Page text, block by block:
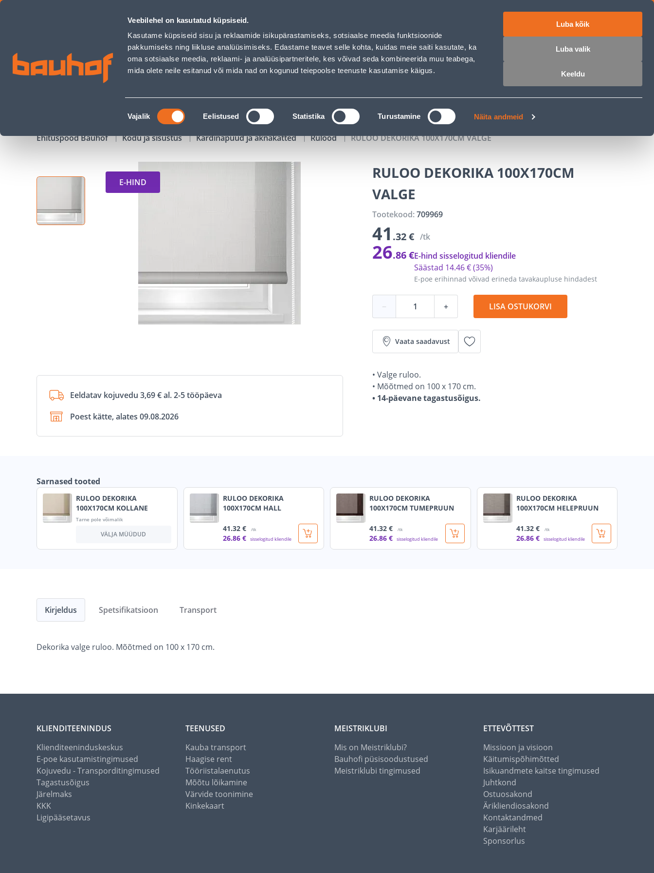
Veebilehel on kasutatud küpsiseid.
Kasutame küpsiseid sisu ja reklaamide isikupärastamiseks, sotsiaalse meedia funktsioonide
pakkumiseks ning liikluse analüüsimiseks. Edastame teavet selle kohta, kuidas meie saiti kasutate, ka
oma sotsiaalse meedia, reklaami- ja analüüsipartneritele, kes võivad seda kombineerida muu teabega,
mida olete neile esitanud või mida nad on kogunud teiepoolse teenuste kasutamise käigus.
Nõusoleku
valik
Vajalik Eelistused Statistika Turustamine Näita andmeid
Luba kõik
Luba valik
Keeldu
RULOO DEKORIKA 100X170CM VALGE - Bauhof has loaded
Äriklienditeenindus Klienditeenindus Teenused Karjäärileht
OTSI Logi sisse
KAMPAANIAD KATALOOGID TÖÖRIISTALAENUTUS JÄRELMAKS
Ehituspood Bauhof Kodu ja sisustus Kardinapuud ja aknakatted Rulood RULOO DEKORIKA 100X170CM VALGE
E-HIND
Eeldatav kojuvedu 3,69 € al. 2-5 tööpäeva
Poest kätte, alates 09.08.2026
RULOO DEKORIKA 100X170CM
VALGE
Tootekood:709969
41 .32 € /tk
26.86 €
E-poe erihinnad võivad erineda tavakaupluse hindadest
Säästad 14.46 €(35%)
E-hind sisselogitud kliendile
− + LISA OSTUKORVI
Vaata saadavust
• Valge ruloo.
• Mõõtmed on 100 x 170 cm.
• 14-päevane tagastusõigus.
Sarnased tooted
RULOO DEKORIKA
100X170CM KOLLANE
Tarne pole võimalik
VÄLJA MÜÜDUD
RULOO DEKORIKA
100X170CM HALL
41.32 € /tk
26.86 € sisselogitud kliendile
RULOO DEKORIKA
100X170CM TUMEPRUUN
41.32 € /tk
26.86 € sisselogitud kliendile
RULOO DEKORIKA
100X170CM HELEPRUUN
41.32 € /tk
26.86 € sisselogitud kliendile
Kirjeldus
Dekorika valge ruloo. Mõõtmed on 100 x 170 cm.
Spetsifikatsioon Transport
KLIENDITEENINDUS
Klienditeeninduskeskus
E-poe kasutamistingimused
Kojuvedu - Transporditingimused
Tagastusõigus
Järelmaks
KKK
Ligipääsetavus
TEENUSED
Kauba transport
Haagise rent
Tööriistalaenutus
Mõõtu lõikamine
Värvide toonimine
Kinkekaart
MEISTRIKLUBI
Mis on Meistriklubi?
Bauhofi püsisoodustused
Meistriklubi tingimused
ETTEVÕTTEST
Missioon ja visioon
Käitumispõhimõtted
Isikuandmete kaitse tingimused
Juhtkond
Ostuosakond
Ärikliendiosakond
Kontaktandmed
Karjäärileht
Sponsorlus